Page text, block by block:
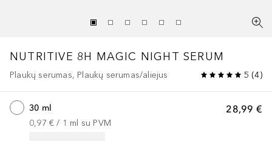
NUTRITIVE 8H MAGIC NIGHT SERUM
Plaukų serumas, Plaukų serumas/aliejus 5 (4)
28,99 €
30 ml
0,97 € / 1 ml su PVM